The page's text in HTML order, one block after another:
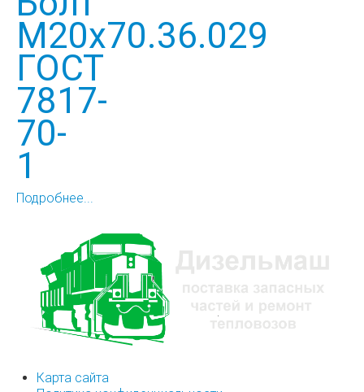
М20х70.36.029
ГОСТ
7817-
70-
1
Подробнее...
Карта сайта